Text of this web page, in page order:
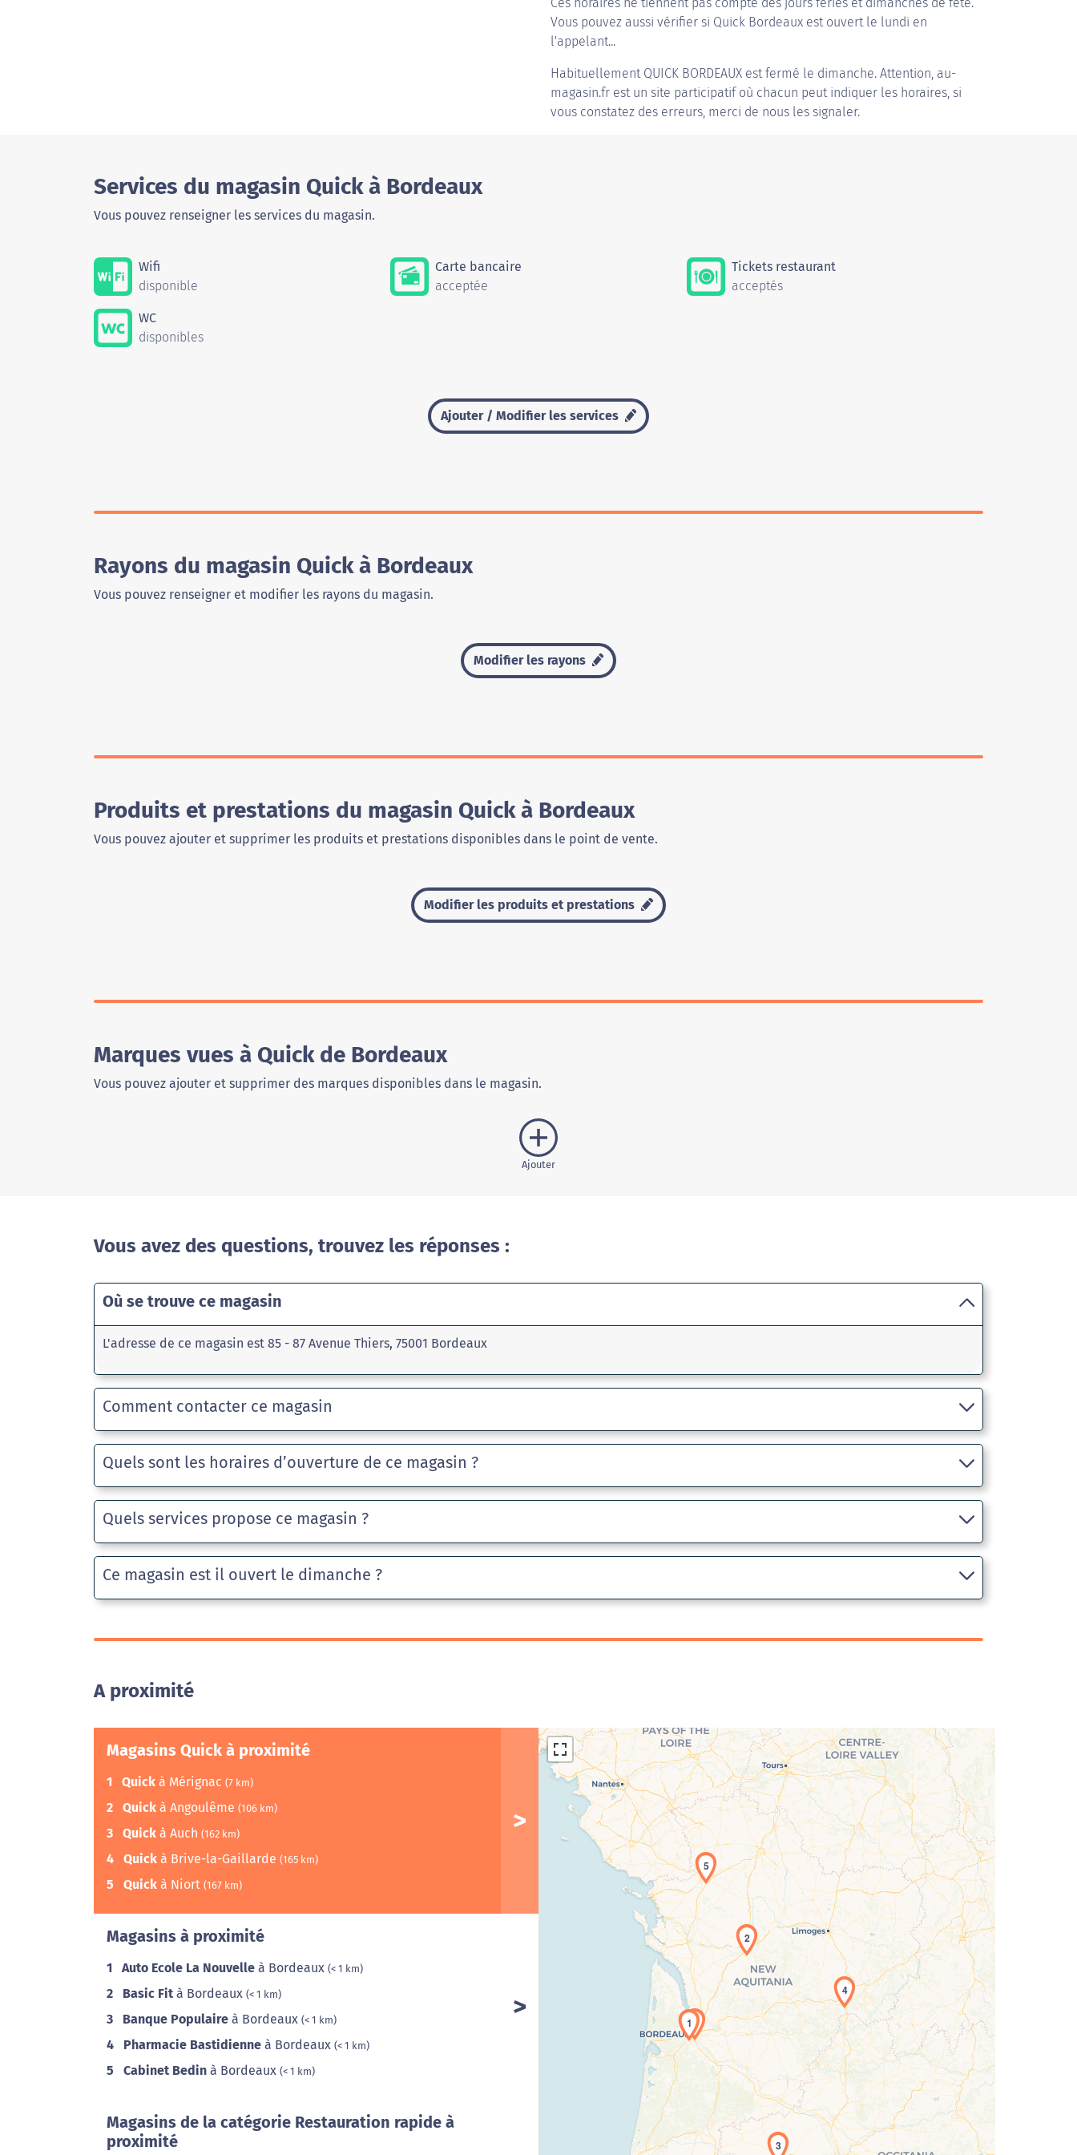
Vous pouvez aussi vérifier si Quick Bordeaux est ouvert le lundi en
l'appelant...
Habituellement QUICK BORDEAUX est fermé le dimanche. Attention, au-
magasin.fr est un site participatif où chacun peut indiquer les horaires, si
vous constatez des erreurs, merci de nous les signaler.
Services du magasin Quick à Bordeaux
Vous pouvez renseigner les services du magasin.
Wifi
disponible
Carte bancaire
acceptée
Tickets restaurant
acceptés
WC
disponibles
Ajouter / Modifier les services
Rayons du magasin Quick à Bordeaux
Vous pouvez renseigner et modifier les rayons du magasin.
Modifier les rayons
Produits et prestations du magasin Quick à Bordeaux
Vous pouvez ajouter et supprimer les produits et prestations disponibles dans le point de vente.
Modifier les produits et prestations
Marques vues à Quick de Bordeaux
Vous pouvez ajouter et supprimer des marques disponibles dans le magasin.
Ajouter
Vous avez des questions, trouvez les réponses :
Où se trouve ce magasin
L'adresse de ce magasin est 85 - 87 Avenue Thiers, 75001 Bordeaux
Comment contacter ce magasin
Quels sont les horaires d’ouverture de ce magasin ?
Quels services propose ce magasin ?
Ce magasin est il ouvert le dimanche ?
A proximité
Magasins Quick à proximité
1 Quick à Mérignac (7 km)
2 Quick à Angoulême (106 km)
3 Quick à Auch (162 km)
4 Quick à Brive-la-Gaillarde (165 km)
5 Quick à Niort (167 km)
Magasins à proximité
1 Auto Ecole La Nouvelle à Bordeaux (< 1 km)
2 Basic Fit à Bordeaux (< 1 km)
3 Banque Populaire à Bordeaux (< 1 km)
4 Pharmacie Bastidienne à Bordeaux (< 1 km)
5 Cabinet Bedin à Bordeaux (< 1 km)
Magasins de la catégorie Restauration rapide à
proximité
Chargement de la carte en cours...
1
2
3
4
5